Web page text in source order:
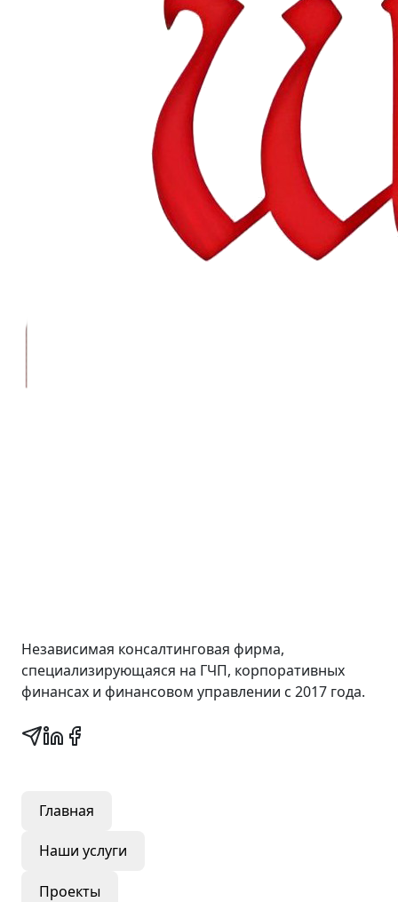
Независимая консалтинговая фирма,
специализирующаяся на ГЧП, корпоративных
финансах и финансовом управлении с 2017 года.
Главная
Наши услуги
Проекты